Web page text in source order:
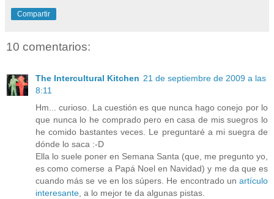
Compartir
10 comentarios:
The Intercultural Kitchen 21 de septiembre de 2009 a las
8:11
Hm... curioso. La cuestión es que nunca hago conejo por lo
que nunca lo he comprado pero en casa de mis suegros lo
he comido bastantes veces. Le preguntaré a mi suegra de
dónde lo saca :-D
Ella lo suele poner en Semana Santa (que, me pregunto yo,
es como comerse a Papá Noel en Navidad) y me da que es
cuando más se ve en los súpers. He encontrado un artículo
interesante , a lo mejor te da algunas pistas.